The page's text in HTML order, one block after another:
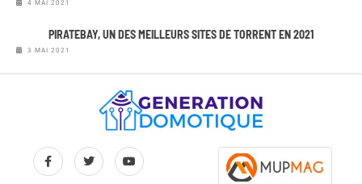
4 MAI 2021
PIRATEBAY, UN DES MEILLEURS SITES DE TORRENT EN 2021
3 MAI 2021